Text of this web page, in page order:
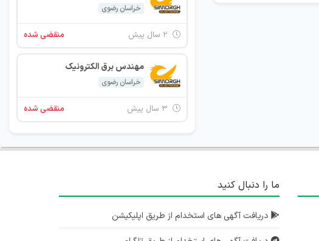
خراسان رضوی
منقضی شده
مهندس برق الکترونیک
خراسان رضوی
منقضی شده
ما را دنبال کنید
دریافت آگهی های استخدام از طریق اپلیکیشن